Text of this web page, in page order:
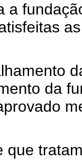
da
da
que